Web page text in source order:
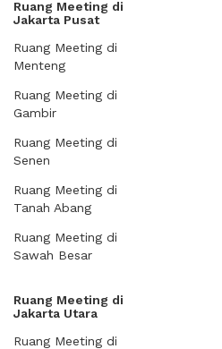
Ruang Meeting di
Jakarta Pusat
Ruang Meeting di
Menteng
Ruang Meeting di
Gambir
Ruang Meeting di
Senen
Ruang Meeting di
Tanah Abang
Ruang Meeting di
Sawah Besar
Ruang Meeting di
Jakarta Utara
Ruang Meeting di